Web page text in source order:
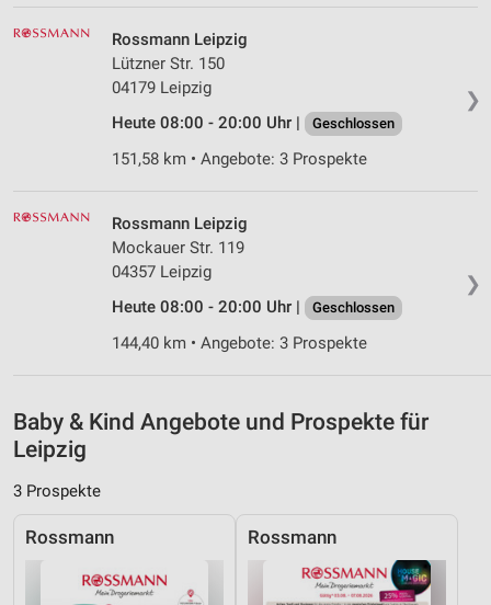
❯
Rossmann Leipzig
Lützner Str. 150
04179 Leipzig
Heute 08:00 - 20:00 Uhr |
Geschlossen
151,58 km • Angebote: 3 Prospekte
❯
Rossmann Leipzig
Mockauer Str. 119
04357 Leipzig
Heute 08:00 - 20:00 Uhr |
Geschlossen
144,40 km • Angebote: 3 Prospekte
Baby & Kind Angebote und Prospekte für
Leipzig
3 Prospekte
Rossmann Rossmann
Erstellung von Profilen zur Personalisierung
von Inhalten
Verwendung von Profilen zur Auswahl
Messung der Performance von Inhalten
Analyse von Zielgruppen durch Statistiken oder
Kombinationen von Daten aus verschiedenen
Verwendung reduzierter Daten zur Auswahl von
Inhalten
IAB-Besonderheiten:
Verwendung genauer Standortdaten
Geräte anhand von aktiv angeforderten
Nicht-IAB-Verarbeitungszwecke: